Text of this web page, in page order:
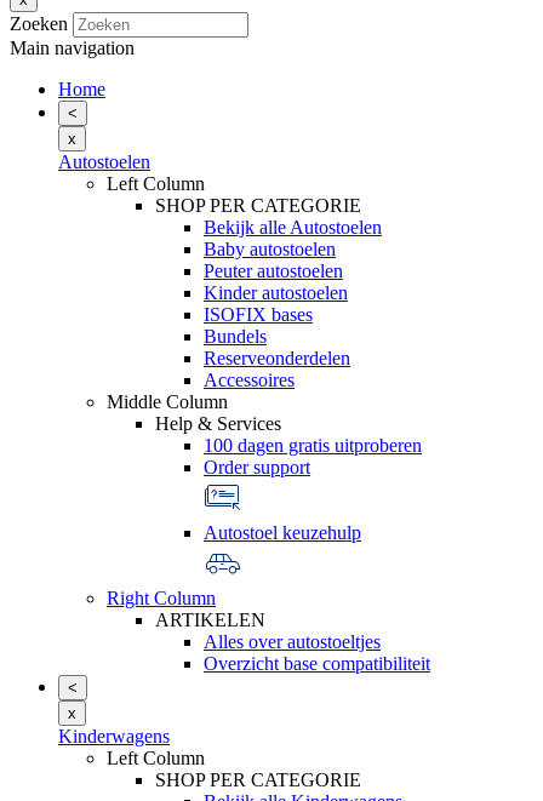
Zoeken
Main navigation
Home
<
x
Autostoelen
Left Column
SHOP PER CATEGORIE
Bekijk alle Autostoelen
Baby autostoelen
Peuter autostoelen
Kinder autostoelen
ISOFIX bases
Bundels
Reserveonderdelen
Accessoires
Middle Column
Help & Services
100 dagen gratis uitproberen
Order support
Autostoel keuzehulp
Right Column
ARTIKELEN
Alles over autostoeltjes
Overzicht base compatibiliteit
<
x
Kinderwagens
Left Column
SHOP PER CATEGORIE